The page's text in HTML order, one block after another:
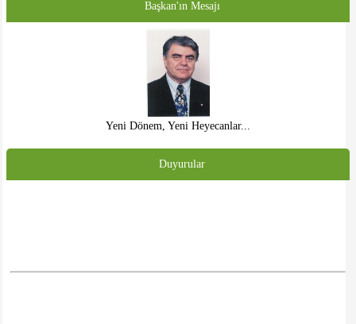
Başkan'ın Mesajı
Yeni Dönem, Yeni Heyecanlar...
Duyurular